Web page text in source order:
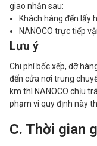
giao nhận sau:
Khách hàng đến lấy
NANOCO trực tiếp
Lưu ý
Chi phí bốc xếp, dỡ
đến cửa nơi trung
km thì NANOCO chịu
phạm vi quy định này
C. Thời gian